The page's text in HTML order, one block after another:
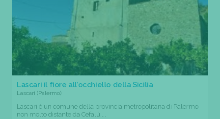
Lascari il fiore all’occhiello della Sicilia
Lascari (Palermo)
Lascari è un comune della provincia metropolitana di Palermo
non molto distante da Cefalù....